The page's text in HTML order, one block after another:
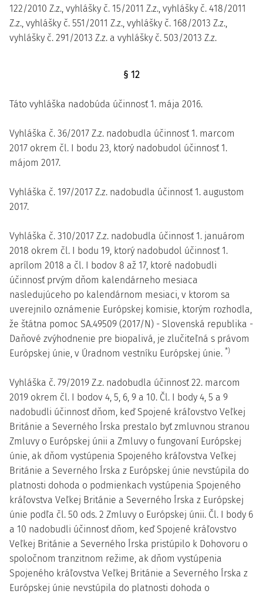
122/2010 Z.z., vyhlášky č. 15/2011 Z.z., vyhlášky č. 418/2011
Z.z., vyhlášky č. 551/2011 Z.z., vyhlášky č. 168/2013 Z.z.,
vyhlášky č. 291/2013 Z.z. a vyhlášky č. 503/2013 Z.z.
§ 12
Táto vyhláška nadobúda účinnosť 1. mája 2016.
Vyhláška č. 36/2017 Z.z. nadobudla účinnosť 1. marcom
2017 okrem čl. I bodu 23, ktorý nadobudol účinnosť 1.
májom 2017.
Vyhláška č. 197/2017 Z.z. nadobudla účinnosť 1. augustom
2017.
Vyhláška č. 310/2017 Z.z. nadobudla účinnosť 1. januárom
2018 okrem čl. I bodu 19, ktorý nadobudol účinnosť 1.
aprílom 2018 a čl. I bodov 8 až 17, ktoré nadobudli
účinnosť prvým dňom kalendárneho mesiaca
nasledujúceho po kalendárnom mesiaci, v ktorom sa
uverejnilo oznámenie Európskej komisie, ktorým rozhodla,
že štátna pomoc SA.49509 (2017/N) - Slovenská republika -
Daňové zvýhodnenie pre biopalivá, je zlučiteľná s právom
Európskej únie, v Úradnom vestníku Európskej únie. *)
Vyhláška č. 79/2019 Z.z. nadobudla účinnosť 22. marcom
2019 okrem čl. I bodov 4, 5, 6, 9 a 10. Čl. I body 4, 5 a 9
nadobudli účinnosť dňom, keď Spojené kráľovstvo Veľkej
Británie a Severného Írska prestalo byť zmluvnou stranou
Zmluvy o Európskej únii a Zmluvy o fungovaní Európskej
únie, ak dňom vystúpenia Spojeného kráľovstva Veľkej
Británie a Severného Írska z Európskej únie nevstúpila do
platnosti dohoda o podmienkach vystúpenia Spojeného
kráľovstva Veľkej Británie a Severného Írska z Európskej
únie podľa čl. 50 ods. 2 Zmluvy o Európskej únii. Čl. I body 6
a 10 nadobudli účinnosť dňom, keď Spojené kráľovstvo
Veľkej Británie a Severného Írska pristúpilo k Dohovoru o
spoločnom tranzitnom režime, ak dňom vystúpenia
Spojeného kráľovstva Veľkej Británie a Severného Írska z
Európskej únie nevstúpila do platnosti dohoda o